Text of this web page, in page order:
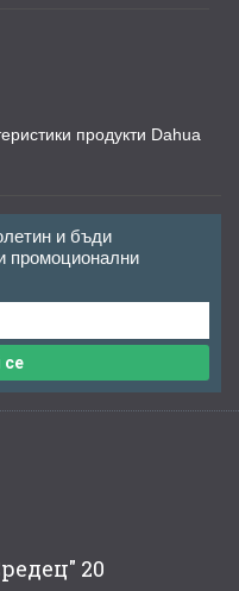
продукти Dahua
и бъди
промоционални
се
20